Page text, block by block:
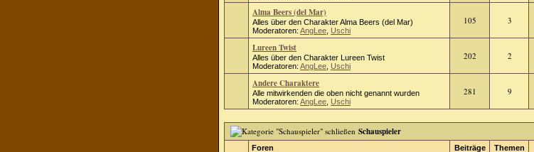
Alma Beers (del Mar)
Alles über den Charakter Alma Beers (del Mar)
Moderatoren: AngLee Uschi
105 3
Lureen Twist
Alles über den Charakter Lureen Twist
Moderatoren: AngLee Uschi
202 2
Andere Charaktere
Alle mitwirkenden die oben nicht genannt wurden
Moderatoren: AngLee Uschi
281 9
Schauspieler
Foren Beiträge Themen